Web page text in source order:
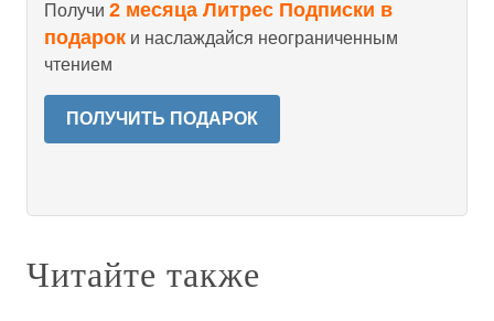
Получи 2 месяца Литрес Подписки в
подарок и наслаждайся неограниченным
чтением
ПОЛУЧИТЬ ПОДАРОК
Читайте также